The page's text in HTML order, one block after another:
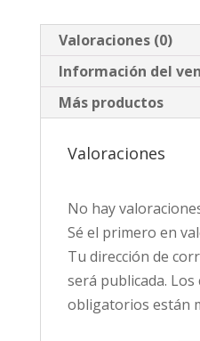
Valoraciones (0)
Información del
Más productos
Valoraciones
No hay
Sé el primero en
Tu dirección de
será publicada. Los
obligatorios están